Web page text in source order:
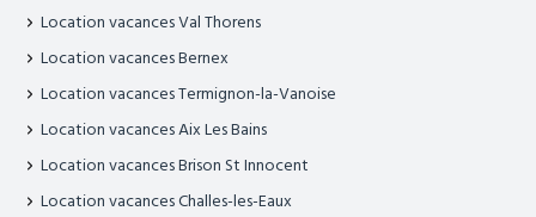
Location vacances Val Thorens
Location vacances Bernex
Location vacances Termignon-la-Vanoise
Location vacances Aix Les Bains
Location vacances Brison St Innocent
Location vacances Challes-les-Eaux